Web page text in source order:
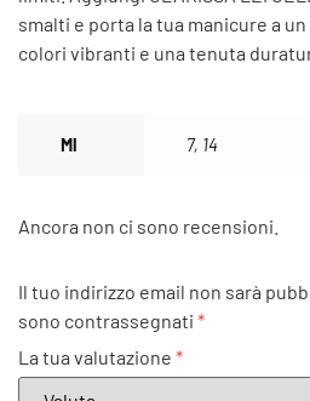
smalti e porta la tua manicure a
colori vibranti e una tenuta
Ml 7, 14
Ancora non ci sono recensioni.
Il tuo indirizzo email non sarà
sono contrassegnati *
La tua valutazione *